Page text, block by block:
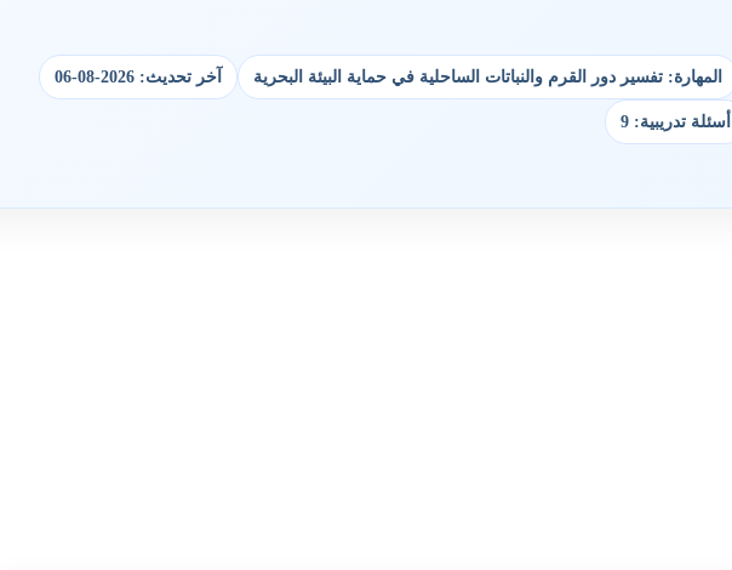
المهارة: تفسير دور القرم والنباتات الساحلية في حماية البيئة البحرية آخر تحديث: 2026-08-06
أسئلة تدريبية: 9